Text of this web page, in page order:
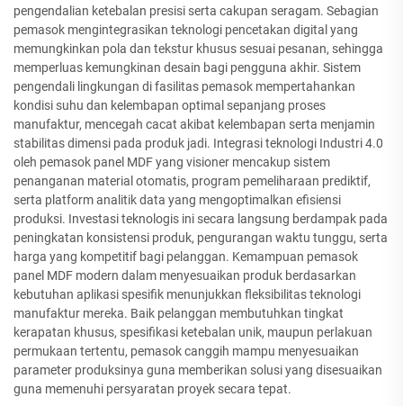
pengendalian ketebalan presisi serta cakupan seragam. Sebagian
pemasok mengintegrasikan teknologi pencetakan digital yang
memungkinkan pola dan tekstur khusus sesuai pesanan, sehingga
memperluas kemungkinan desain bagi pengguna akhir. Sistem
pengendali lingkungan di fasilitas pemasok mempertahankan
kondisi suhu dan kelembapan optimal sepanjang proses
manufaktur, mencegah cacat akibat kelembapan serta menjamin
stabilitas dimensi pada produk jadi. Integrasi teknologi Industri 4.0
oleh pemasok panel MDF yang visioner mencakup sistem
penanganan material otomatis, program pemeliharaan prediktif,
serta platform analitik data yang mengoptimalkan efisiensi
produksi. Investasi teknologis ini secara langsung berdampak pada
peningkatan konsistensi produk, pengurangan waktu tunggu, serta
harga yang kompetitif bagi pelanggan. Kemampuan pemasok
panel MDF modern dalam menyesuaikan produk berdasarkan
kebutuhan aplikasi spesifik menunjukkan fleksibilitas teknologi
manufaktur mereka. Baik pelanggan membutuhkan tingkat
kerapatan khusus, spesifikasi ketebalan unik, maupun perlakuan
permukaan tertentu, pemasok canggih mampu menyesuaikan
parameter produksinya guna memberikan solusi yang disesuaikan
guna memenuhi persyaratan proyek secara tepat.